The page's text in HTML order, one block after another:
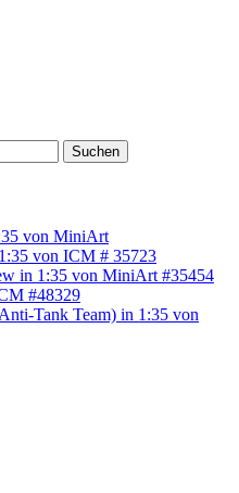
Suchen
von MiniArt
von ICM # 35723
in 1:35 von MiniArt #35454
#48329
Tank Team) in 1:35 von